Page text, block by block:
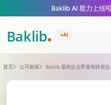
A Markdown version of this page
Baklib AI 能力上线啦
+AI
首页 公司新闻 Baklib 最新企业荣誉和获奖信